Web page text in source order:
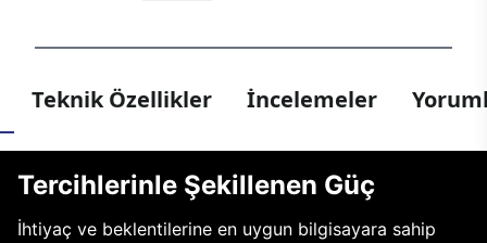
Teknik Özellikler İncelemeler
Tercihlerinle Şekillenen Güç
İhtiyaç ve beklentilerine en uygun bilgisayara sahip